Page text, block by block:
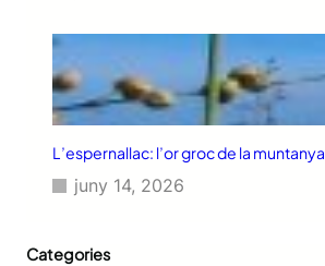
s
L’espernallac: l’or groc de la muntanya
juny 14, 2026
Categories